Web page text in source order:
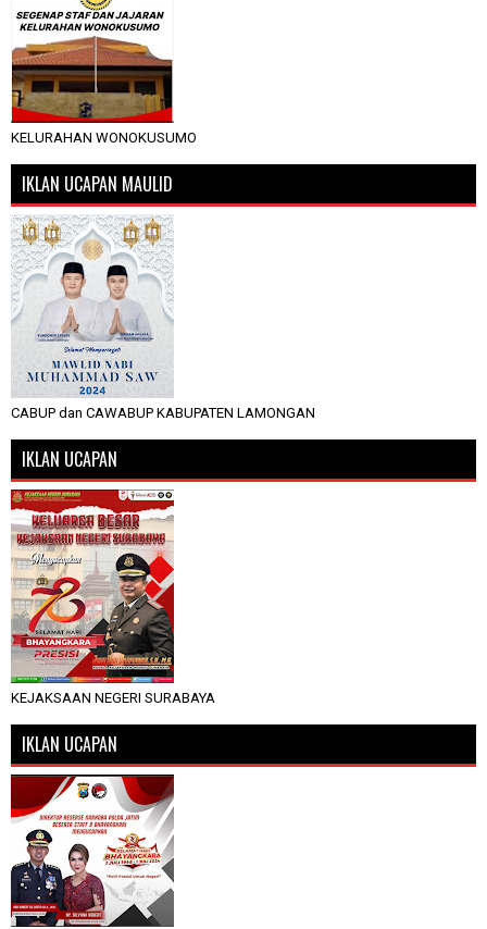
KELURAHAN WONOKUSUMO
IKLAN UCAPAN MAULID
CABUP dan CAWABUP KABUPATEN LAMONGAN
IKLAN UCAPAN
KEJAKSAAN NEGERI SURABAYA
IKLAN UCAPAN